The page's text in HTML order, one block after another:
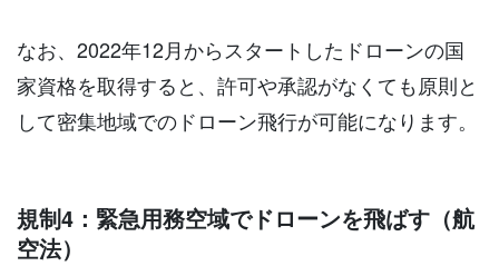
なお、2022年12月からスタートしたドローンの国
家資格を取得すると、許可や承認がなくても原則と
して密集地域でのドローン飛行が可能になります。
規制4：緊急用務空域でドローンを飛ばす（航
空法）